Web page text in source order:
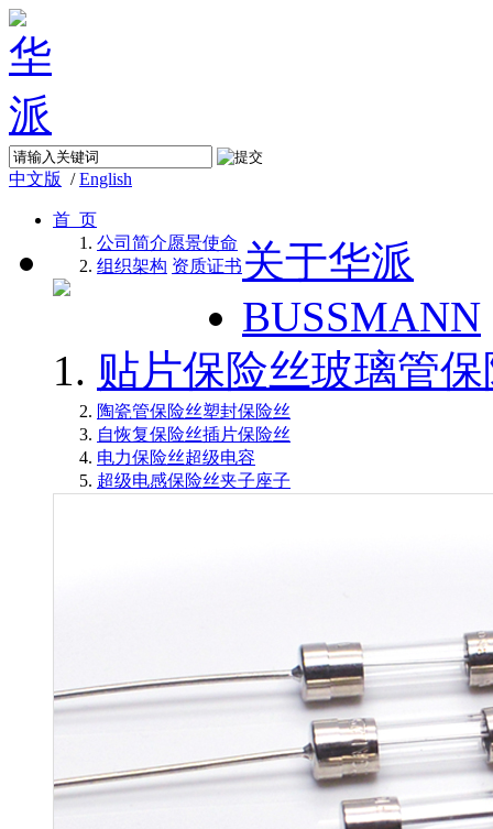
中文版 /English
首 页
关于华派
公司简介愿景使命
组织架构 资质证书
BUSSMANN
贴片保险丝玻璃管
陶瓷管保险丝塑封保险丝
自恢复保险丝插片保险丝
电力保险丝超级电容
超级电感保险丝夹子座子